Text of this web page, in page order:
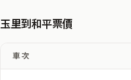
玉里到和平票價
車次